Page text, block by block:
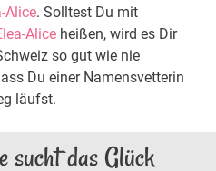
Alice. Solltest Du mit
Alice heißen, wird es Dir
so gut wie nie
Du einer Namensvetterin
läufst.
sucht das Glück